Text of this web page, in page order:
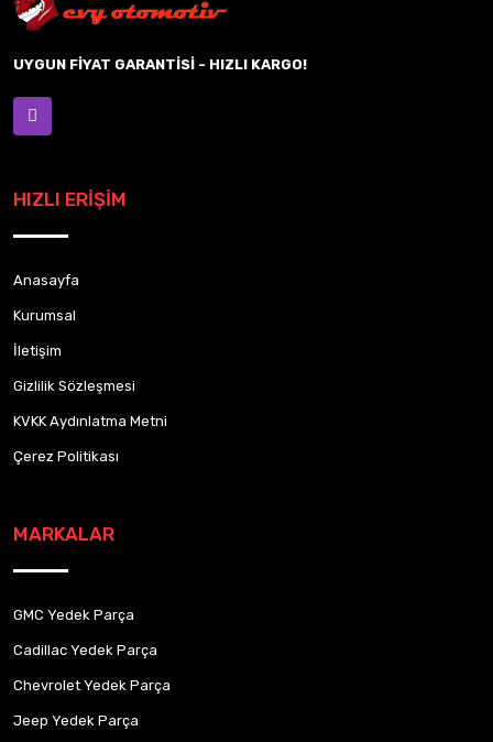
UYGUN FİYAT GARANTİSİ - HIZLI KARGO!
HIZLI ERİŞİM
Anasayfa
Kurumsal
İletişim
Gizlilik Sözleşmesi
KVKK Aydınlatma Metni
Çerez Politikası
MARKALAR
GMC Yedek Parça
Cadillac Yedek Parça
Chevrolet Yedek Parça
Jeep Yedek Parça